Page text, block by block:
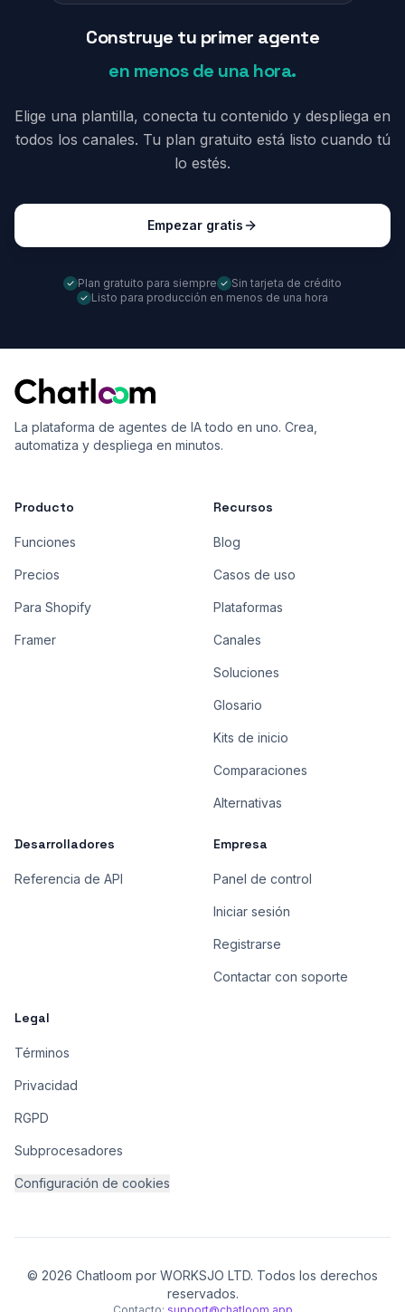
Construye tu primer agente
en menos de una hora.
Elige una plantilla, conecta tu contenido y despliega en
todos los canales. Tu plan gratuito está listo cuando tú
lo estés.
Empezar gratis
Plan gratuito para siempre
Sin tarjeta de crédito
Listo para producción en menos de una hora
La plataforma de agentes de IA todo en uno. Crea,
automatiza y despliega en minutos.
Producto
Funciones
Precios
Para Shopify
Framer
Recursos
Blog
Casos de uso
Plataformas
Canales
Soluciones
Glosario
Kits de inicio
Comparaciones
Alternativas
Desarrolladores
Referencia de API
Empresa
Panel de control
Iniciar sesión
Registrarse
Contactar con soporte
Legal
Términos
Privacidad
RGPD
Subprocesadores
Configuración de cookies
© 2026 Chatloom por WORKSJO LTD. Todos los derechos
reservados.